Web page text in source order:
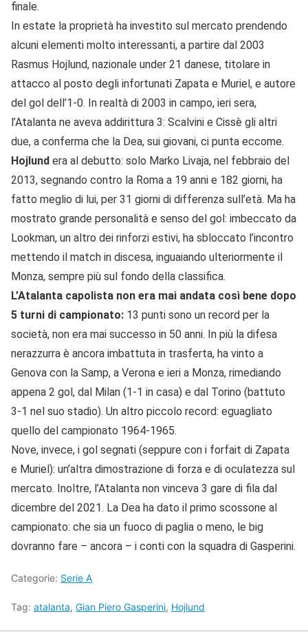
finale.
In estate la proprietà ha investito sul mercato prendendo
alcuni elementi molto interessanti, a partire dal 2003
Rasmus Hojlund, nazionale under 21 danese, titolare in
attacco al posto degli infortunati Zapata e Muriel, e autore
del gol dell’1-0. In realtà di 2003 in campo, ieri sera,
l’Atalanta ne aveva addirittura 3: Scalvini e Cissè gli altri
due, a conferma che la Dea, sui giovani, ci punta eccome.
Hojlund era al debutto: solo Marko Livaja, nel febbraio del
2013, segnando contro la Roma a 19 anni e 182 giorni, ha
fatto meglio di lui, per 31 giorni di differenza sull’età. Ma ha
mostrato grande personalità e senso del gol: imbeccato da
Lookman, un altro dei rinforzi estivi, ha sbloccato l’incontro
mettendo il match in discesa, inguaiando ulteriormente il
Monza, sempre più sul fondo della classifica.
L’Atalanta capolista non era mai andata così bene dopo
5 turni di campionato: 13 punti sono un record per la
società, non era mai successo in 50 anni. In più la difesa
nerazzurra è ancora imbattuta in trasferta, ha vinto a
Genova con la Samp, a Verona e ieri a Monza, rimediando
appena 2 gol, dal Milan (1-1 in casa) e dal Torino (battuto
3-1 nel suo stadio). Un altro piccolo record: eguagliato
quello del campionato 1964-1965.
Nove, invece, i gol segnati (seppure con i forfait di Zapata
e Muriel): un’altra dimostrazione di forza e di oculatezza sul
mercato. Inoltre, l’Atalanta non vinceva 3 gare di fila dal
dicembre del 2021. La Dea ha dato il primo scossone al
campionato: che sia un fuoco di paglia o meno, le big
dovranno fare – ancora – i conti con la squadra di Gasperini.
Categorie: Serie A
Tag: atalanta, Gian Piero Gasperini, Hojlund